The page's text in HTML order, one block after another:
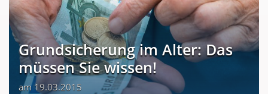
Grundsicherung im Alter: Das
müssen Sie wissen!
am 19.03.2015